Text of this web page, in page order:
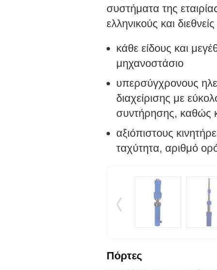
συστήματα της
ελληνικούς και
κάθε είδους και
μηχανοστάσιο
υπερ­σύγχρονους
διαχείρισης με
συντήρησης, καθώς
αξιόπιστους
ταχύτητα, αριθμό
Πόρτες